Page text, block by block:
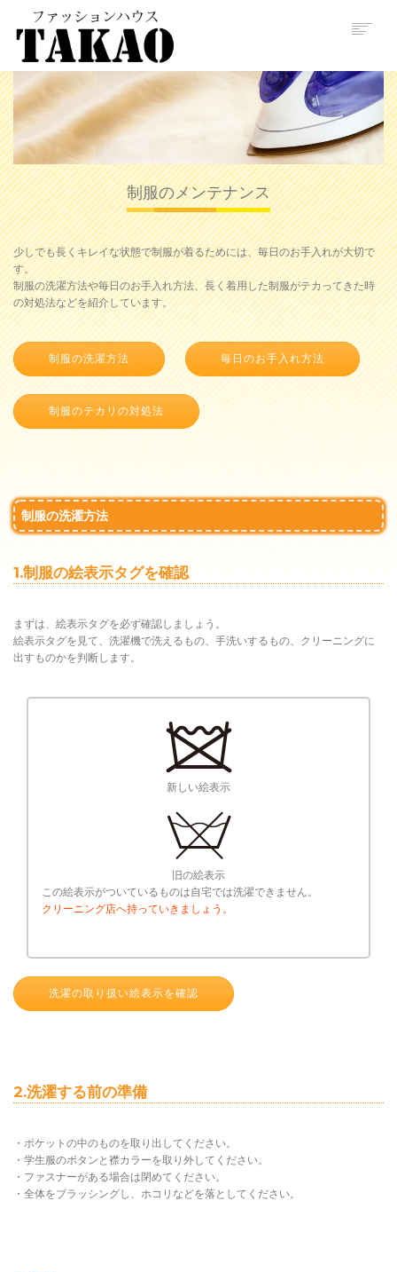
特徴
取り扱い制服
制服の修理＆取り扱い方
店舗情報
よくある質問
予約受付
制服のメンテナンス
少しでも長くキレイな状態で制服が着るためには、毎日のお手入れが大切で
す。
制服の洗濯方法や毎日のお手入れ方法、長く着用した制服がテカってきた時
の対処法などを紹介しています。
制服の洗濯方法 毎日のお手入れ方法
制服のテカリの対処法
制服の洗濯方法
1.制服の絵表示タグを確認
まずは、絵表示タグを必ず確認しましょう。
絵表示タグを見て、洗濯機で洗えるもの、手洗いするもの、クリーニングに
出すものかを判断します。
新しい絵表示
旧の絵表示
この絵表示がついているものは自宅では洗濯できません。
クリーニング店へ持っていきましょう。
洗濯の取り扱い絵表示を確認
2.洗濯する前の準備
・ポケットの中のものを取り出してください。
・学生服のボタンと襟カラーを取り外してください。
・ファスナーがある場合は閉めてください。
・全体をブラッシングし、ホコリなどを落としてください。